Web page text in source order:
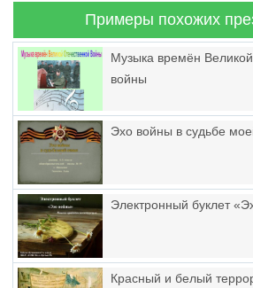
Примеры похожих
Музыка времён
войны
Эхо войны в судьбе
Электронный буклет
Красный и белый